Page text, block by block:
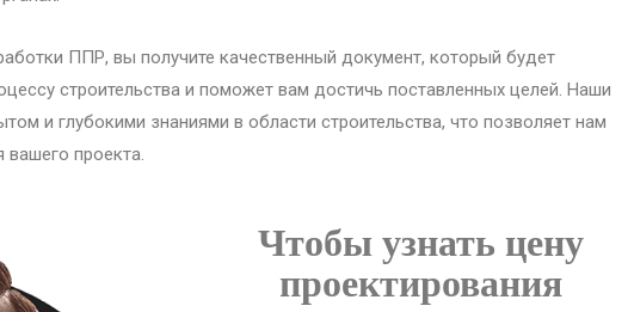
ППР, вы получите качественный документ, который будет
строительства и поможет вам достичь поставленных целей. Наши
и глубокими знаниями в области строительства, что позволяет нам
проекта.
Чтобы узнать цену
проектирования